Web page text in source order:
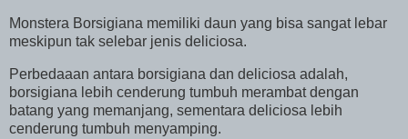
Monstera Borsigiana memiliki daun yang bisa sangat lebar
meskipun tak selebar jenis deliciosa.
Perbedaaan antara borsigiana dan deliciosa adalah,
borsigiana lebih cenderung tumbuh merambat dengan
batang yang memanjang, sementara deliciosa lebih
cenderung tumbuh menyamping.